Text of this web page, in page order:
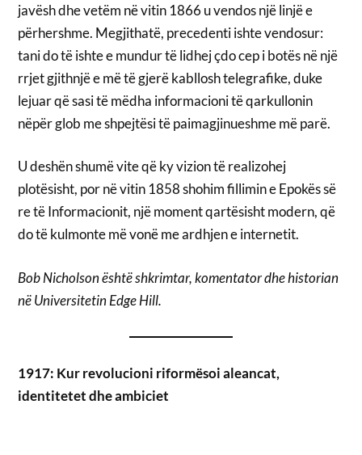
javësh dhe vetëm në vitin 1866 u vendos një linjë e
përhershme. Megjithatë, precedenti ishte vendosur:
tani do të ishte e mundur të lidhej çdo cep i botës në një
rrjet gjithnjë e më të gjerë kabllosh telegrafike, duke
lejuar që sasi të mëdha informacioni të qarkullonin
nëpër glob me shpejtësi të paimagjinueshme më parë.
U deshën shumë vite që ky vizion të realizohej
plotësisht, por në vitin 1858 shohim fillimin e Epokës së
re të Informacionit, një moment qartësisht modern, që
do të kulmonte më vonë me ardhjen e internetit.
Bob Nicholson është shkrimtar, komentator dhe historian
në Universitetin Edge Hill.
1917: Kur revolucioni riformësoi aleancat,
identitetet dhe ambiciet